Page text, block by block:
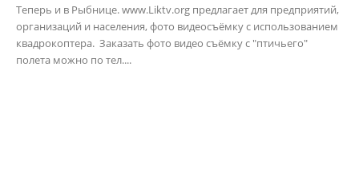
Теперь и в Рыбнице. www.Liktv.org предлагает для предприятий,
организаций и населения, фото видеосъёмку с использованием
квадрокоптера. Заказать фото видео съёмку с "птичьего"
полета можно по тел....